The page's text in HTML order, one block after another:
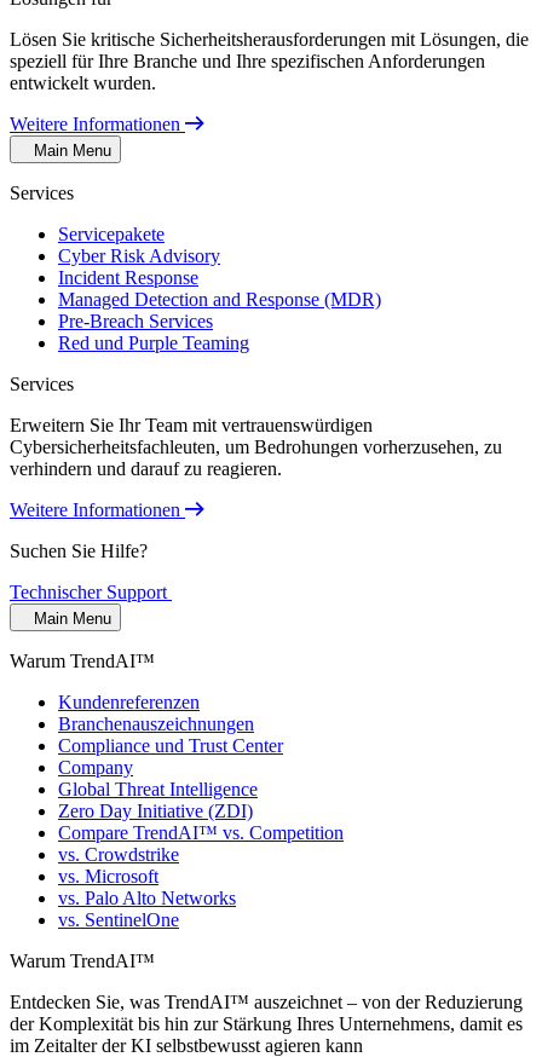
Lösen Sie kritische Sicherheitsherausforderungen mit Lösungen, die
speziell für Ihre Branche und Ihre spezifischen Anforderungen
entwickelt wurden.
Weitere Informationen
Main Menu
Services
Servicepakete
Cyber Risk Advisory
Incident Response
Managed Detection and Response (MDR)
Pre-Breach Services
Red und Purple Teaming
Services
Erweitern Sie Ihr Team mit vertrauenswürdigen
Cybersicherheitsfachleuten, um Bedrohungen vorherzusehen, zu
verhindern und darauf zu reagieren.
Weitere Informationen
Suchen Sie Hilfe?
Technischer Support
Main Menu
Warum TrendAI™
Kundenreferenzen
Branchenauszeichnungen
Compliance und Trust Center
Company
Global Threat Intelligence
Zero Day Initiative (ZDI)
Compare TrendAI™ vs. Competition
vs. Crowdstrike
vs. Microsoft
vs. Palo Alto Networks
vs. SentinelOne
Warum TrendAI™
Entdecken Sie, was TrendAI™ auszeichnet – von der Reduzierung
der Komplexität bis hin zur Stärkung Ihres Unternehmens, damit es
im Zeitalter der KI selbstbewusst agieren kann